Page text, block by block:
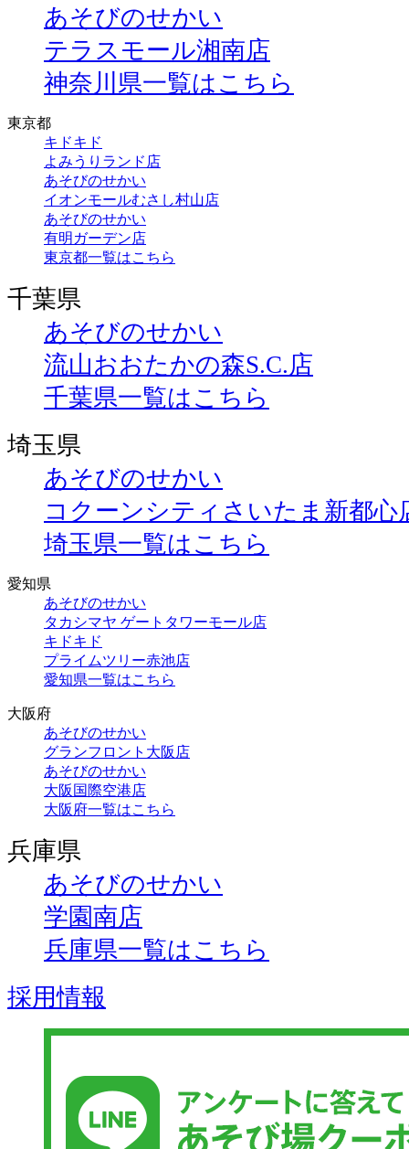
あそびのせかい
テラスモール湘南店
神奈川県一覧はこちら
東京都
キドキド
よみうりランド店
あそびのせかい
イオンモールむさし村山店
あそびのせかい
有明ガーデン店
東京都一覧はこちら
千葉県
あそびのせかい
流山おおたかの森S.C.店
千葉県一覧はこちら
埼玉県
あそびのせかい
コクーンシティさいたま新都心
埼玉県一覧はこちら
愛知県
あそびのせかい
タカシマヤ ゲートタワーモール店
キドキド
プライムツリー赤池店
愛知県一覧はこちら
大阪府
あそびのせかい
グランフロント大阪店
あそびのせかい
大阪国際空港店
大阪府一覧はこちら
兵庫県
あそびのせかい
学園南店
兵庫県一覧はこちら
採用情報